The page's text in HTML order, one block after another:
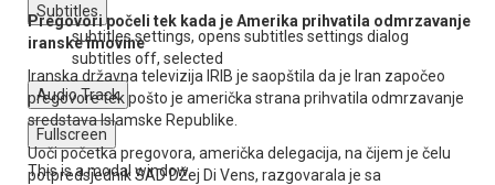
Subtitles
subtitles settings, opens subtitles settings dialog
subtitles off, selected
Audio Track
Fullscreen
This is a modal window.
Pregovori počeli tek kada je Amerika prihvatila odmrzavanje
iranske imovine
Iranska državna televizija IRIB je saopštila da je Iran započeo
pregovore tek pošto je američka strana prihvatila odmrzavanje
sredstava Islamske Republike.
Uoči početka pregovora, američka delegacija, na čijem je čelu
potpredsjednik SAD DŽej Di Vens, razgovarala je sa